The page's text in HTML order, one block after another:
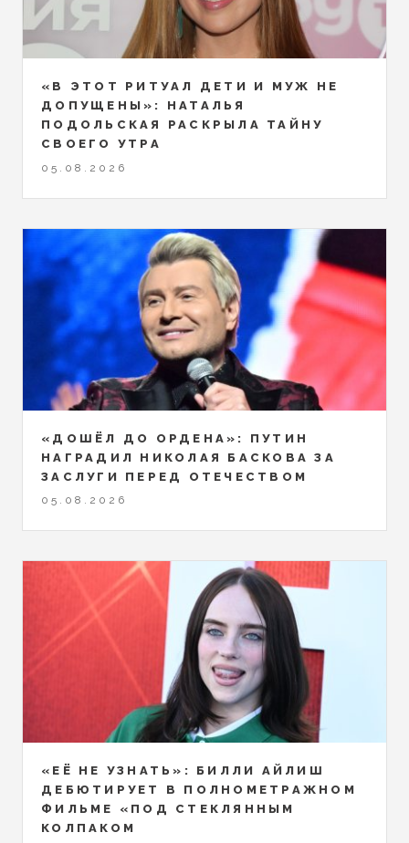
«В ЭТОТ РИТУАЛ ДЕТИ И МУЖ НЕ
ДОПУЩЕНЫ»: НАТАЛЬЯ
ПОДОЛЬСКАЯ РАСКРЫЛА ТАЙНУ
СВОЕГО УТРА
05.08.2026
«ДОШЁЛ ДО ОРДЕНА»: ПУТИН
НАГРАДИЛ НИКОЛАЯ БАСКОВА ЗА
ЗАСЛУГИ ПЕРЕД ОТЕЧЕСТВОМ
05.08.2026
«ЕЁ НЕ УЗНАТЬ»: БИЛЛИ АЙЛИШ
ДЕБЮТИРУЕТ В ПОЛНОМЕТРАЖНОМ
ФИЛЬМЕ «ПОД СТЕКЛЯННЫМ
КОЛПАКОМ